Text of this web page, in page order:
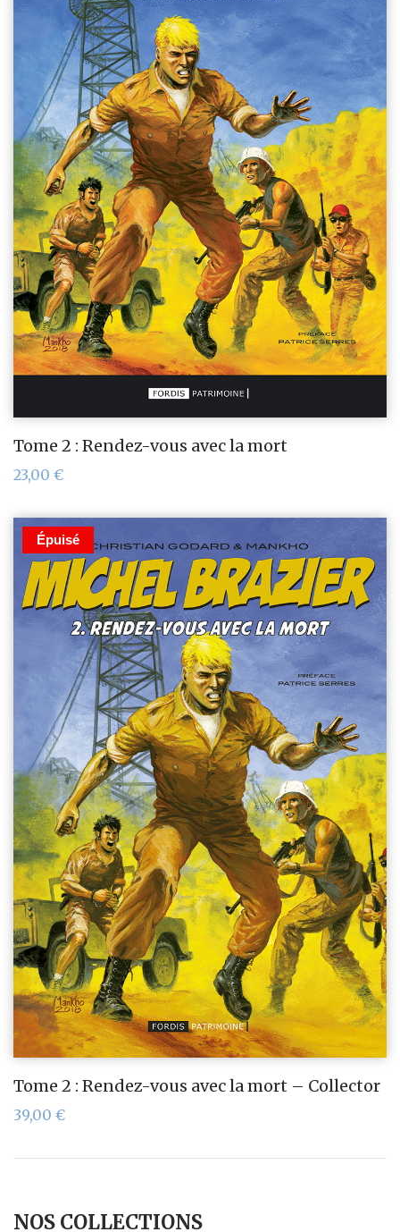
NOS COLLECTIONS
Tome 2 : Rendez-vous avec la mort
23,00 €
Épuisé
Tome 2 : Rendez-vous avec la mort – Collector
39,00 €